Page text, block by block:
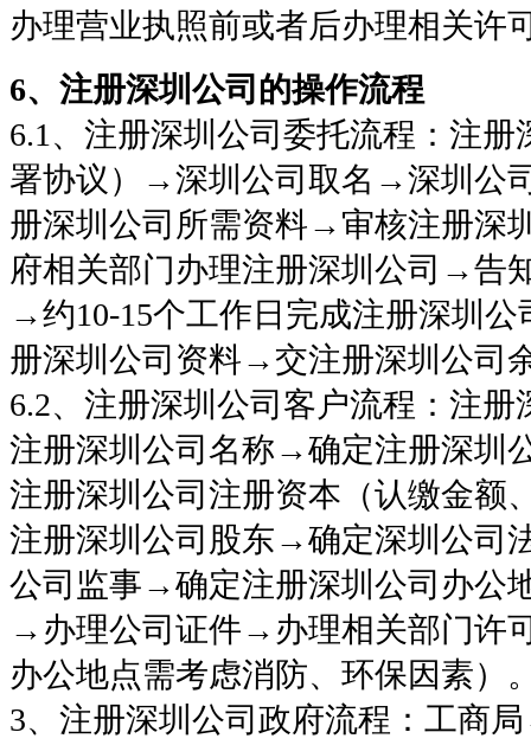
办理营业执照前或者后办理相关许
6、注册深圳公司的操作流程
6.1、注册深圳公司委托流程：注
署协议）→深圳公司取名→深圳公
册深圳公司所需资料→审核注册深
府相关部门办理注册深圳公司→告
→约10-15个工作日完成注册深圳
册深圳公司资料→交注册深圳公司
6.2、注册深圳公司客户流程：注
注册深圳公司名称→确定注册深圳
注册深圳公司注册资本（认缴金额
注册深圳公司股东→确定深圳公司
公司监事→确定注册深圳公司办公
→办理公司证件→办理相关部门许
办公地点需考虑消防、环保因素）
3、注册深圳公司政府流程：工